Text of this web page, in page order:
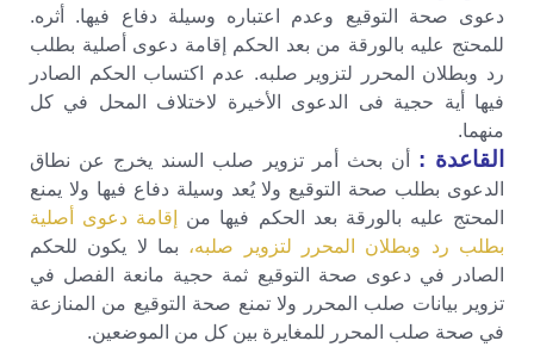
دعوى صحة التوقيع وعدم اعتباره وسيلة دفاع فيها. أثره.
للمحتج عليه بالورقة من بعد الحكم إقامة دعوى أصلية بطلب
رد وبطلان المحرر لتزوير صلبه. عدم اكتساب الحكم الصادر
فيها أية حجية فى الدعوى الأخيرة لاختلاف المحل في كل
منهما.
القاعدة : أن بحث أمر تزوير صلب السند يخرج عن نطاق
الدعوى بطلب صحة التوقيع ولا يُعد وسيلة دفاع فيها ولا يمنع
المحتج عليه بالورقة بعد الحكم فيها من
إقامة دعوى أصلية
بطلب رد وبطلان المحرر لتزوير صلبه، بما لا يكون للحكم
الصادر في دعوى صحة التوقيع ثمة حجية مانعة الفصل في
تزوير بيانات صلب المحرر ولا تمنع صحة التوقيع من المنازعة
في صحة صلب المحرر للمغايرة بين كل من الموضعين.